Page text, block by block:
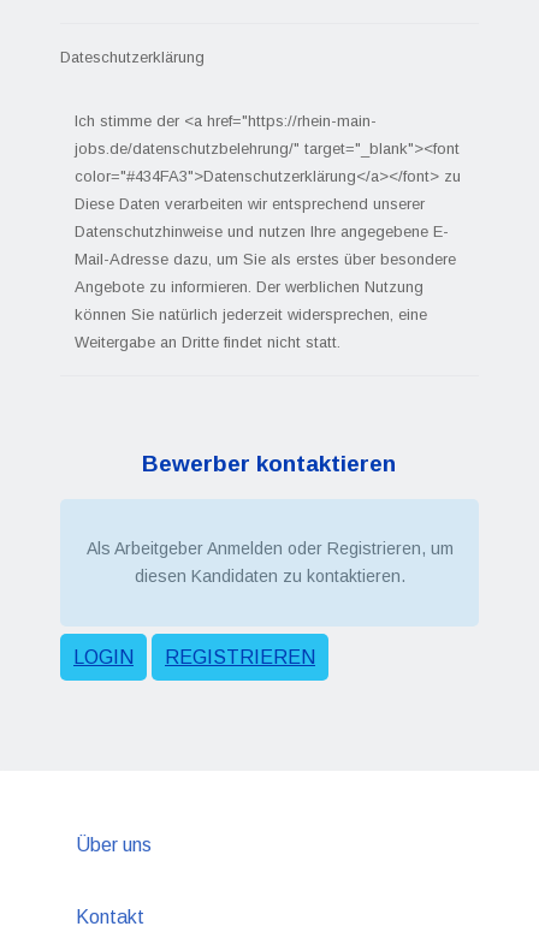
Dateschutzerklärung
Ich stimme der <a href="https://rhein-main-
jobs.de/datenschutzbelehrung/" target="_blank"><font
color="#434FA3">Datenschutzerklärung</a></font> zu
Diese Daten verarbeiten wir entsprechend unserer
Datenschutzhinweise und nutzen Ihre angegebene E-
Mail-Adresse dazu, um Sie als erstes über besondere
Angebote zu informieren. Der werblichen Nutzung
können Sie natürlich jederzeit widersprechen, eine
Weitergabe an Dritte findet nicht statt.
Bewerber kontaktieren
Als Arbeitgeber Anmelden oder Registrieren, um
diesen Kandidaten zu kontaktieren.
LOGIN REGISTRIEREN
Über uns
Kontakt